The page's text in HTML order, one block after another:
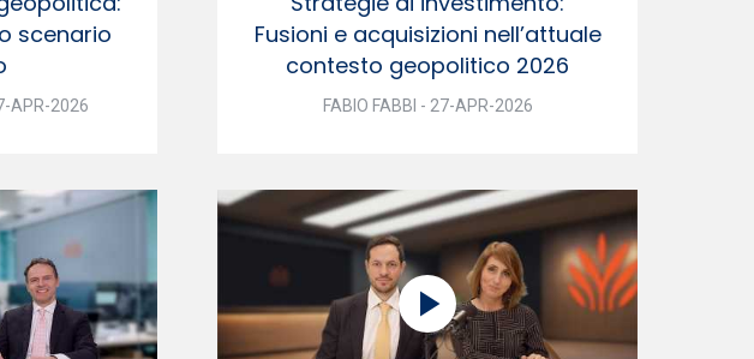
scenario
APR-2026
Fusioni e acquisizioni nell’attuale
contesto geopolitico 2026
FABIO FABBI - 27-APR-2026